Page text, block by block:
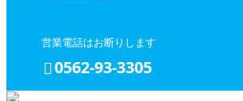
営業電話はお断りします
0562-93-3305